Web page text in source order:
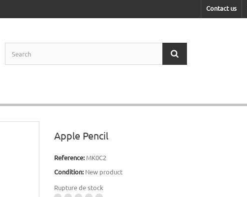
Contact us
Apple Pencil
Reference: MK0C2
Condition: New product
Rupture de stock